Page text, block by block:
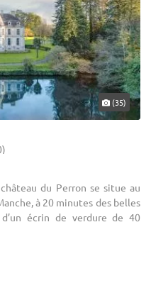
(35)
du Perron se situe au
à 20 minutes des belles
écrin de verdure de 40